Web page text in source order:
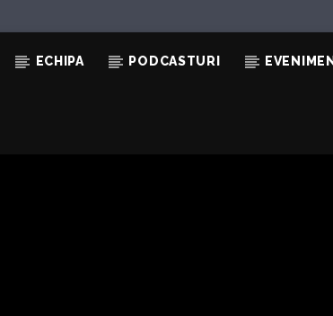
ECHIPA PODCASTURI